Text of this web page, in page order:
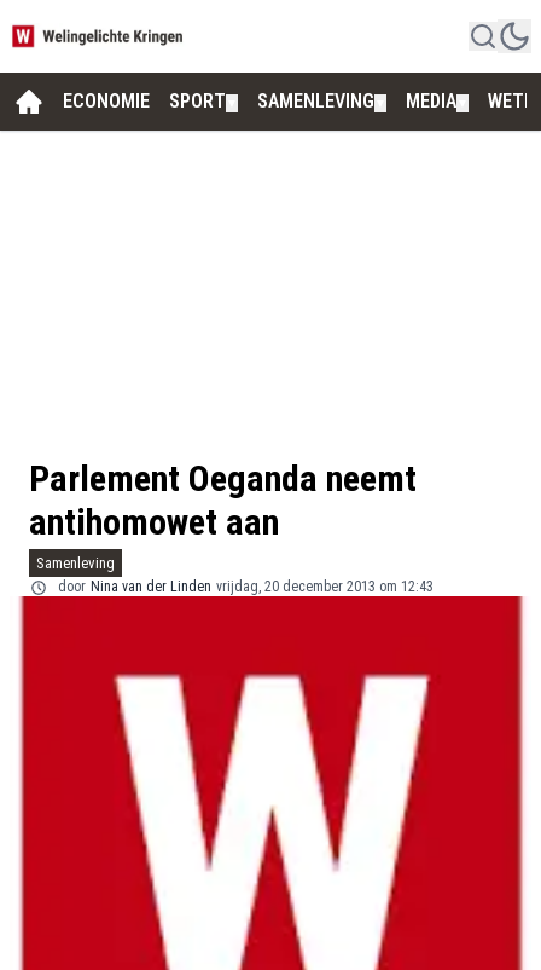
ECONOMIE SPORT SAMENLEVING MEDIA
Parlement Oeganda neemt
antihomowet aan
Samenleving
door Nina van der Linden vrijdag, 20 december 2013 om 12:43